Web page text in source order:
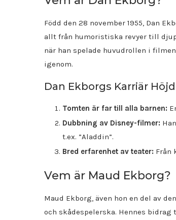
Född den 28 november 1955, Dan
allt från humoristiska revyer till
när han spelade huvudrollen i
igenom.
Dan Ekborgs Karriär
Tomten är far till alla barnen:
Dubbning av Disney-filmer:
t.ex. ”Aladdin”.
Bred erfarenhet av teater: Från
Vem är Maud Ekborg?
Maud Ekborg, även hon en del av
och skådespelerska. Hennes